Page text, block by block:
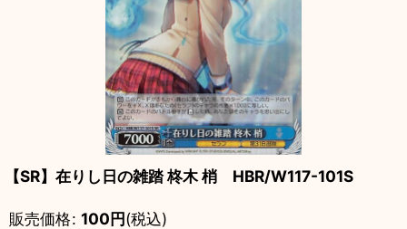
【SR】在りし日の雑踏 柊木 梢 HBR/W117-101S
販売価格: 100円(税込)